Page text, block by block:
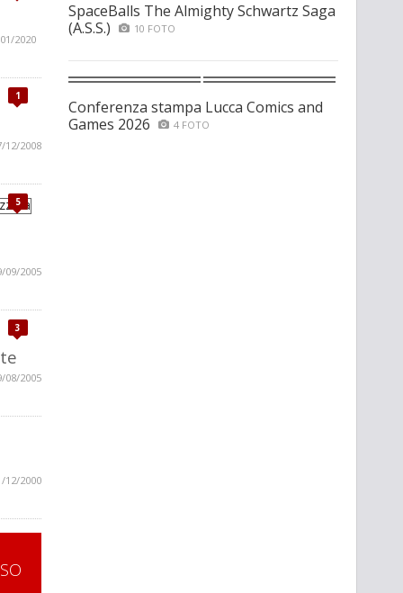
2020
1
12/2008
5
09/2005
3
08/2005
12/2000
SpaceBalls The Almighty Schwartz Saga
(A.S.S.)
10 FOTO
Conferenza stampa Lucca Comics and
Games 2026
4 FOTO